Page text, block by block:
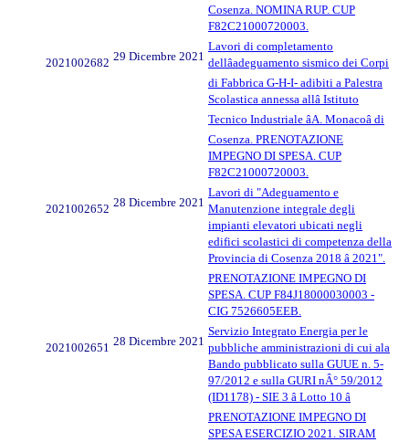
Cosenza. NOMINA RUP. CUP
F82C21000720003.
2021002682 29 Dicembre 2021
Lavori di completamento
dellâadeguamento sismico dei Corpi
di Fabbrica G-H-I- adibiti a Palestra
Scolastica annessa allâ Istituto
Tecnico Industriale âA. Monacoâ di
Cosenza. PRENOTAZIONE
IMPEGNO DI SPESA. CUP
F82C21000720003.
2021002652 28 Dicembre 2021
Lavori di "Adeguamento e
Manutenzione integrale degli
impianti elevatori ubicati negli
edifici scolastici di competenza della
Provincia di Cosenza 2018 â 2021".
PRENOTAZIONE IMPEGNO DI
SPESA. CUP F84J18000030003 -
CIG 7526605EEB.
2021002651 28 Dicembre 2021
Servizio Integrato Energia per le
pubbliche amministrazioni di cui ala
Bando pubblicato sulla GUUE n. 5-
97/2012 e sulla GURI nÂ° 59/2012
(ID1178) - SIE 3 â Lotto 10 â
PRENOTAZIONE IMPEGNO DI
SPESA ESERCIZIO 2021. SIRAM